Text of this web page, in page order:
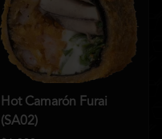
Hot Camarón Furai
(SA02)